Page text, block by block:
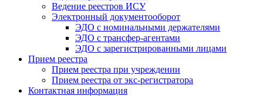
Ведение реестров ИСУ
Электронный документооборот
ЭДО с номинальными держателями
ЭДО с трансфер-агентами
ЭДО с зарегистрированными лицами
Прием реестра
Прием реестра при учреждении
Прием реестра от экс-регистратора
Контактная информация